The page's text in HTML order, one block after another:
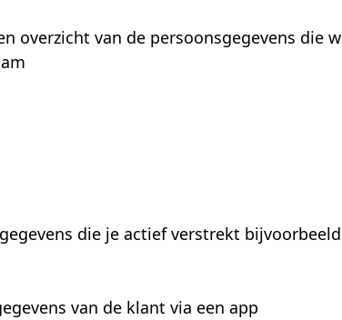
overzicht van de persoonsgegevens die
die je actief verstrekt
van de klant via een app